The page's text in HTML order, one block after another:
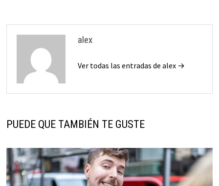
alex
Ver todas las entradas de alex →
PUEDE QUE TAMBIÉN TE GUSTE